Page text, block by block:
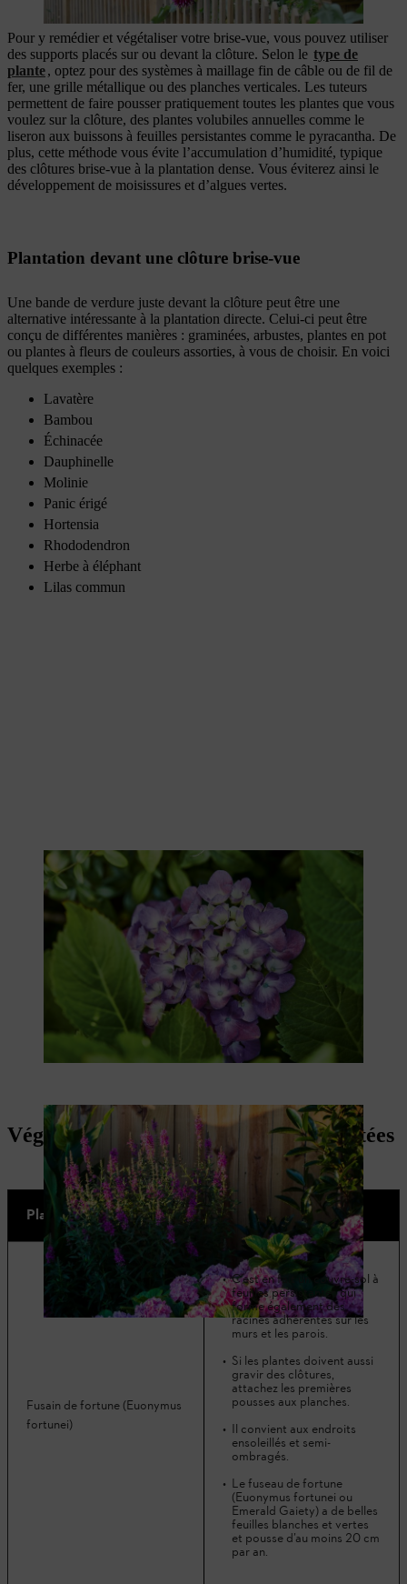
Pour y remédier et végétaliser votre brise-vue, vous pouvez utiliser
des supports placés sur ou devant la clôture. Selon le type de
plante, optez pour des systèmes à maillage fin de câble ou de fil de
fer, une grille métallique ou des planches verticales. Les tuteurs
permettent de faire pousser pratiquement toutes les plantes que vous
voulez sur la clôture, des plantes volubiles annuelles comme le
liseron aux buissons à feuilles persistantes comme le pyracantha. De
plus, cette méthode vous évite l’accumulation d’humidité, typique
des clôtures brise-vue à la plantation dense. Vous éviterez ainsi le
développement de moisissures et d’algues vertes.
Plantation devant une clôture brise-vue
Une bande de verdure juste devant la clôture peut être une
alternative intéressante à la plantation directe. Celui-ci peut être
conçu de différentes manières : graminées, arbustes, plantes en pot
ou plantes à fleurs de couleurs assorties, à vous de choisir. En voici
quelques exemples :
Lavatère
Bambou
Échinacée
Dauphinelle
Molinie
Panic érigé
Hortensia
Rhododendron
Herbe à éléphant
Lilas commun
Végétaliser une clôture : plantes adaptées
Plantes ligneuses
Fusain de fortune (Euonymus
fortunei)
C’est en fait un couvre-sol à
feuilles persistantes qui
forme également des
racines adhérentes sur les
murs et les parois.
Si les plantes doivent aussi
gravir des clôtures,
attachez les premières
pousses aux planches.
Il convient aux endroits
ensoleillés et semi-
ombragés.
Le fuseau de fortune
(Euonymus fortunei ou
Emerald Gaiety) a de belles
feuilles blanches et vertes
et pousse d’au moins 20 cm
par an.